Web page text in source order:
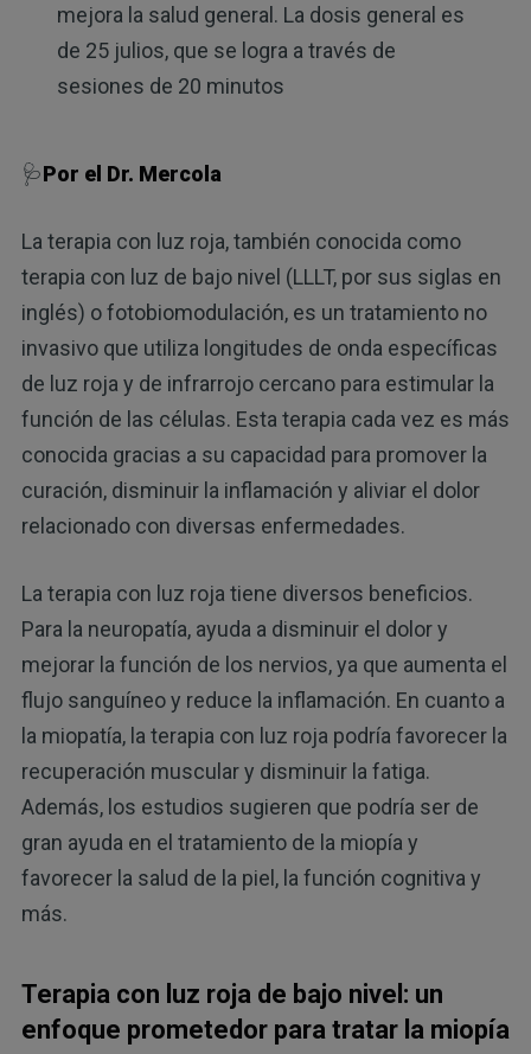
mejora la salud general. La dosis general es
de 25 julios, que se logra a través de
sesiones de 20 minutos
🩺Por el Dr. Mercola
La terapia con luz roja, también conocida como
terapia con luz de bajo nivel (LLLT, por sus siglas en
inglés) o fotobiomodulación, es un tratamiento no
invasivo que utiliza longitudes de onda específicas
de luz roja y de infrarrojo cercano para estimular la
función de las células. Esta terapia cada vez es más
conocida gracias a su capacidad para promover la
curación, disminuir la inflamación y aliviar el dolor
relacionado con diversas enfermedades.
La terapia con luz roja tiene diversos beneficios.
Para la neuropatía, ayuda a disminuir el dolor y
mejorar la función de los nervios, ya que aumenta el
flujo sanguíneo y reduce la inflamación. En cuanto a
la miopatía, la terapia con luz roja podría favorecer la
recuperación muscular y disminuir la fatiga.
Además, los estudios sugieren que podría ser de
gran ayuda en el tratamiento de la miopía y
favorecer la salud de la piel, la función cognitiva y
más.
Terapia con luz roja de bajo nivel: un
enfoque prometedor para tratar la miopía